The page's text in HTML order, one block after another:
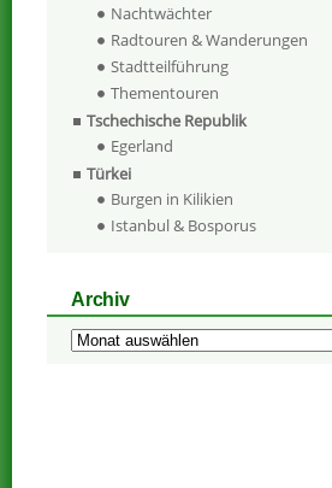
Nachtwächter
Radtouren & Wanderungen
Stadtteilführung
Thementouren
Tschechische Republik
Egerland
Türkei
Burgen in Kilikien
Istanbul & Bosporus
Archiv
Archiv